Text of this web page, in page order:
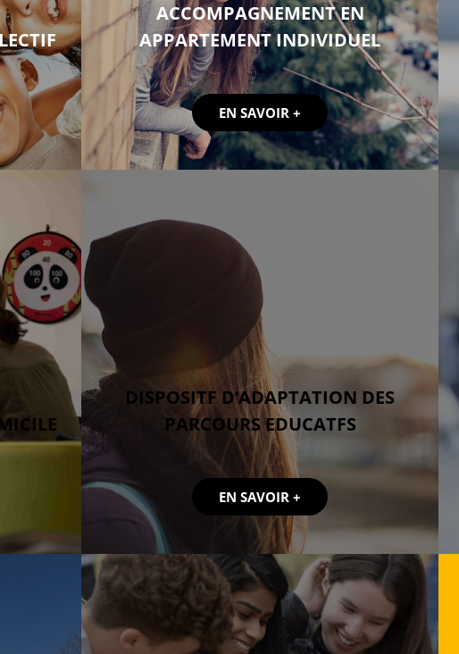
ACCOMPAGNEMENT EN
APPARTEMENT INDIVIDUEL
EN SAVOIR +
DISPOSITF D’ADAPTATION DES
PARCOURS EDUCATFS
EN SAVOIR +